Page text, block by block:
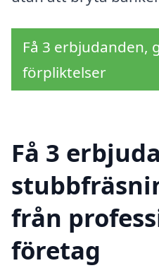
Få 3 erbjudanden,
förpliktelser
Få 3
från
företag